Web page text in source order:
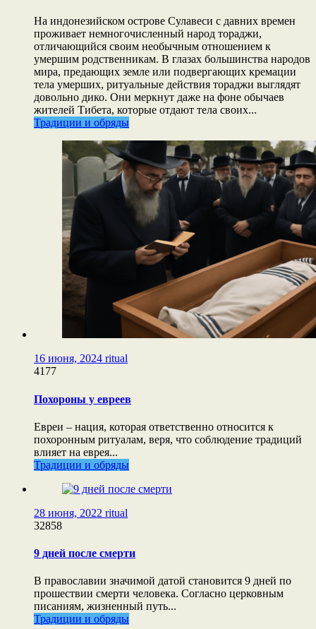
На индонезийском острове Сулавеси с давних времен
проживает немногочисленный народ тораджи,
отличающийся своим необычным отношением к
умершим родственникам. В глазах большинства народов
мира, предающих земле или подвергающих кремации
тела умерших, ритуальные действия тораджи выглядят
довольно дико. Они меркнут даже на фоне обычаев
жителей Тибета, которые отдают тела своих...
Традиции и обряды
16 июня, 2024 ritual
4177
Похороны у евреев
Евреи – нация, которая ответственно относится к
похоронным ритуалам, веря, что соблюдение традиций
влияет на еврея...
Традиции и обряды
28 июня, 2022 ritual
32858
9 дней после смерти
В православии значимой датой становится 9 дней по
прошествии смерти человека. Согласно церковным
писаниям, жизненный путь...
Традиции и обряды